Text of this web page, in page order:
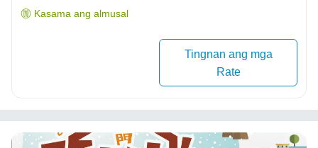
Kasama ang almusal
Tingnan ang mga
Rate